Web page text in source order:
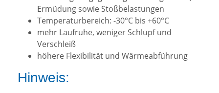
Ermüdung sowie Stoßbelastungen
Temperaturbereich: -30°C bis +60°C
mehr Laufruhe, weniger Schlupf und
Verschleiß
höhere Flexibilität und Wärmeabführung
Hinweis: